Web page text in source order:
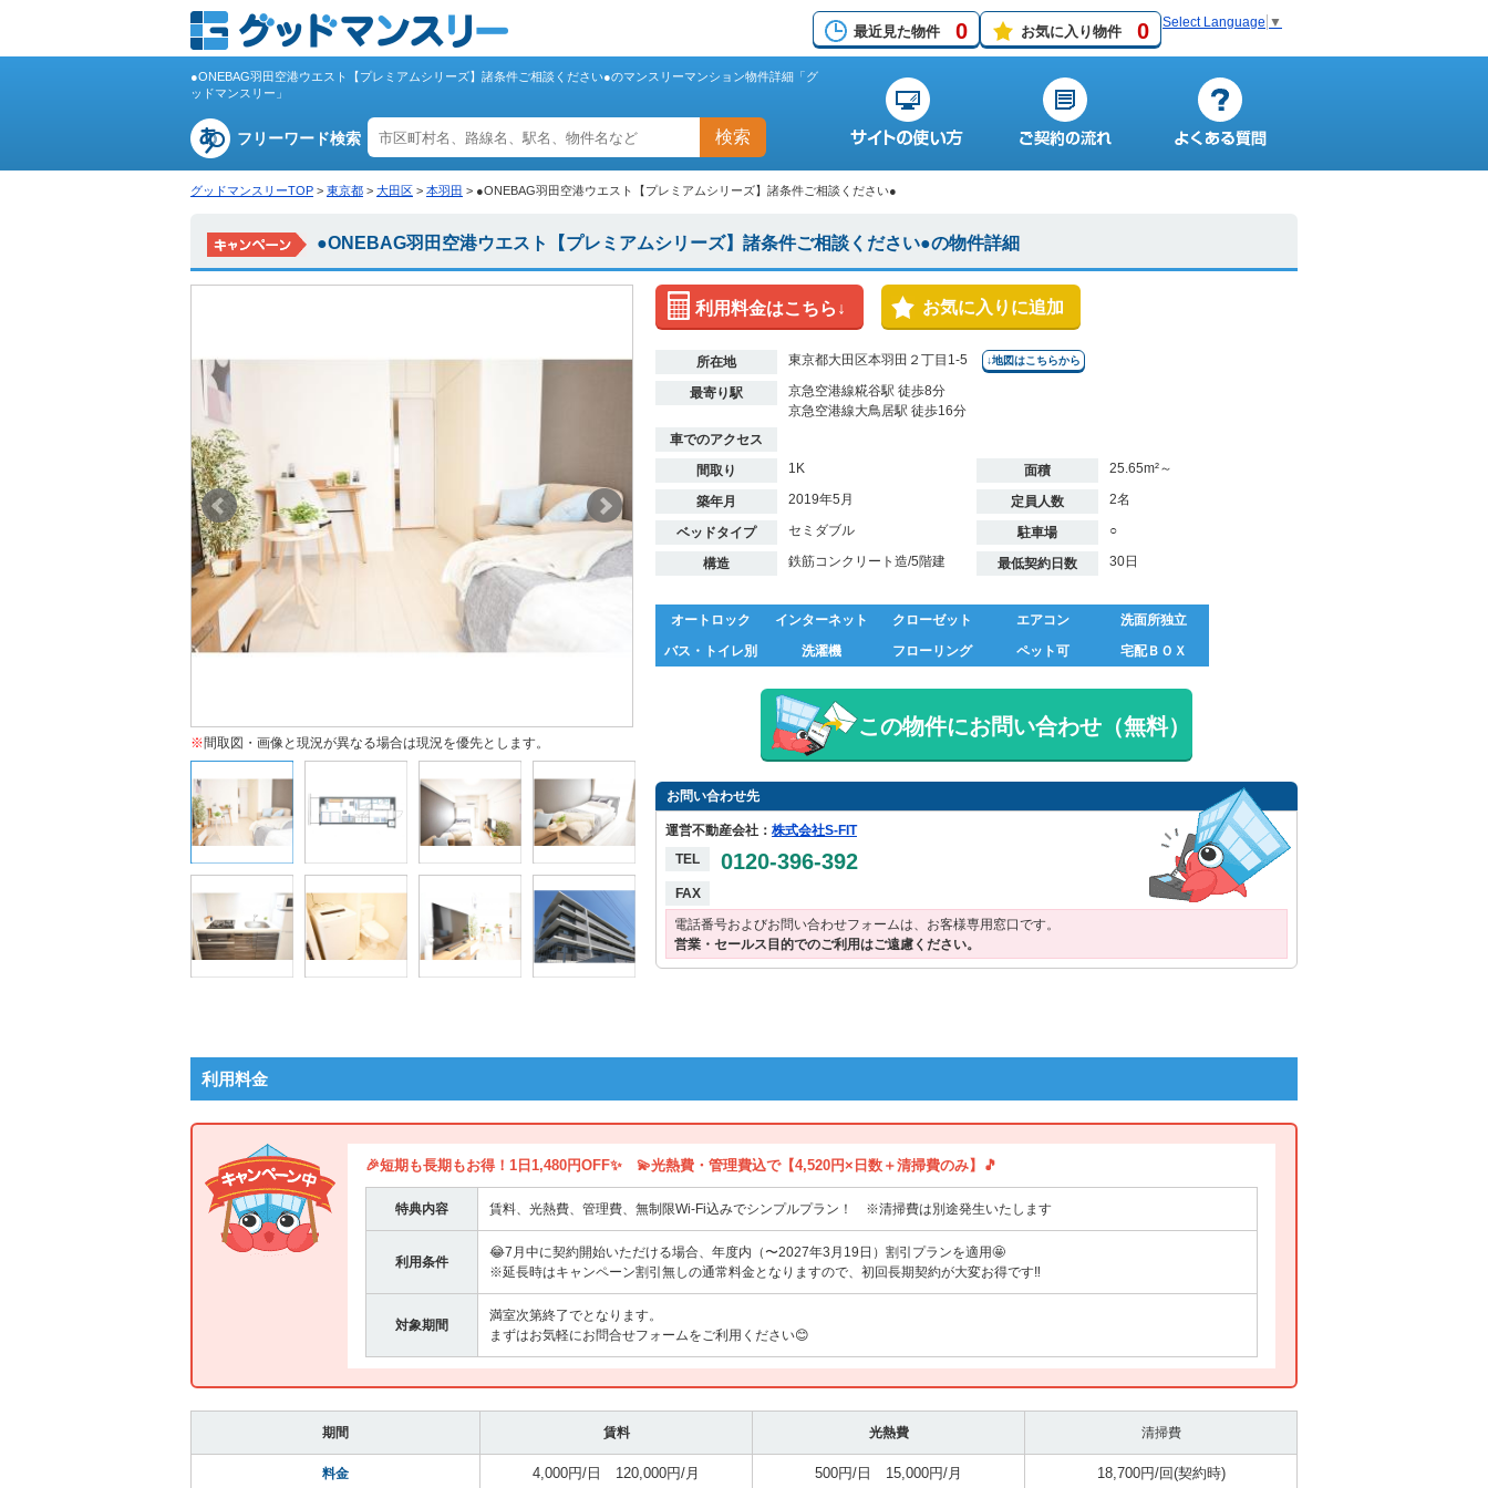
最近見た物件 0 お気に入り物件 0 Select Language ▼
●ONEBAG羽田空港ウエスト【プレミアムシリーズ】諸条件ご相談ください●のマンスリーマンション物件詳細「グ
ッドマンスリー」
フリーワード検索 検索
グッドマンスリーTOP > 東京都 > 大田区 > 本羽田 > ●ONEBAG羽田空港ウエスト【プレミアムシリーズ】諸条件ご相談ください●
●ONEBAG羽田空港ウエスト【プレミアムシリーズ】諸条件ご相談ください●の物件詳細
※間取図・画像と現況が異なる場合は現況を優先とします。
利用料金はこちら↓ お気に入りに追加
所在地 東京都大田区本羽田２丁目1-5 ↓地図はこちらから
最寄り駅
京急空港線糀谷駅 徒歩8分
京急空港線大鳥居駅 徒歩16分
車でのアクセス
間取り
1K 面積 25.65m²～
築年月 2019年5月 定員人数 2名
ベッドタイプ セミダブル 駐車場 ○
構造 鉄筋コンクリート造/5階建 最低契約日数 30日
オートロック インターネット クローゼット エアコン
洗面所独立
バス・トイレ別
洗濯機 フローリング ペット可 宅配ＢＯＸ
この物件にお問い合わせ（無料）
お問い合わせ先
運営不動産会社： 株式会社S-FIT
TEL
0120-396-392
FAX
電話番号およびお問い合わせフォームは、お客様専用窓口です。
営業・セールス目的でのご利用はご遠慮ください。
利用料金
🎉短期も長期もお得！1日1,480円OFF✨ 💫光熱費・管理費込で【4,520円×日数＋清掃費のみ】🎵
特典内容 賃料、光熱費、管理費、無制限Wi-Fi込みでシンプルプラン！ ※清掃費は別途発生いたします
利用条件
😂7月中に契約開始いただける場合、年度内（〜2027年3月19日）割引プランを適用🤩
※延長時はキャンペーン割引無しの通常料金となりますので、初回長期契約が大変お得です‼️
対象期間
満室次第終了でとなります。
まずはお気軽にお問合せフォームをご利用ください😊
期間 賃料 光熱費 清掃費
料金 4,000円/日 120,000円/月 500円/日 15,000円/月 18,700円/回(契約時)